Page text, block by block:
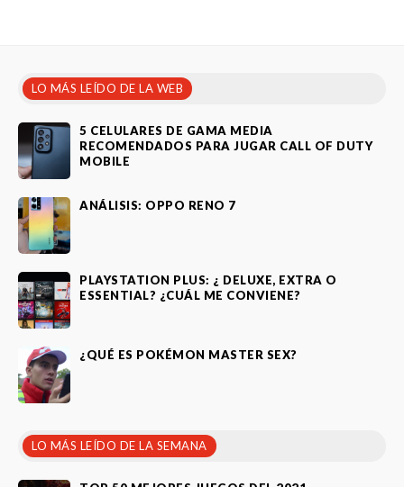
LO MÁS LEÍDO DE LA WEB
5 CELULARES DE GAMA MEDIA
RECOMENDADOS PARA JUGAR CALL OF DUTY
MOBILE
ANÁLISIS: OPPO RENO 7
PLAYSTATION PLUS: ¿ DELUXE, EXTRA O
ESSENTIAL? ¿CUÁL ME CONVIENE?
¿QUÉ ES POKÉMON MASTER SEX?
LO MÁS LEÍDO DE LA SEMANA